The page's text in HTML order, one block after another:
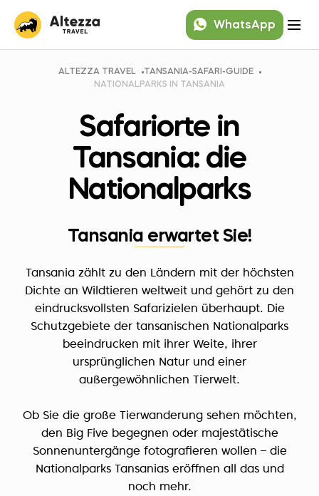
WhatsApp
ALTEZZA TRAVEL
TANSANIA-SAFARI-GUIDE
NATIONALPARKS IN TANSANIA
Safariorte in
Tansania: die
Nationalparks
Tansania erwartet Sie!
Tansania zählt zu den Ländern mit der höchsten
Dichte an Wildtieren weltweit und gehört zu den
eindrucksvollsten Safarizielen überhaupt. Die
Schutzgebiete der tansanischen Nationalparks
beeindrucken mit ihrer Weite, ihrer
ursprünglichen Natur und einer
außergewöhnlichen Tierwelt.
Ob Sie die große Tierwanderung sehen möchten,
den Big Five begegnen oder majestätische
Sonnenuntergänge fotografieren wollen – die
Nationalparks Tansanias eröffnen all das und
noch mehr.